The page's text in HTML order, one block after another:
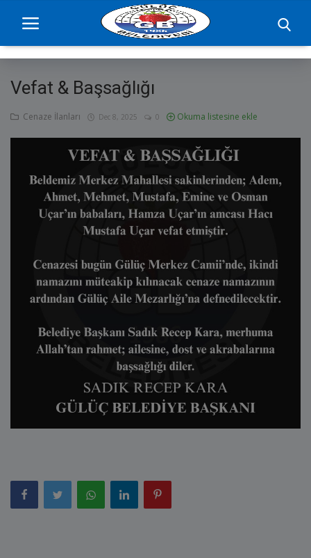
Yönetim
Hizmetler
Etkinlikler
İletişim
Vefat & Başsağlığı
Cenaze İlanları Dec 8, 2025 0 Okuma listesine ekle